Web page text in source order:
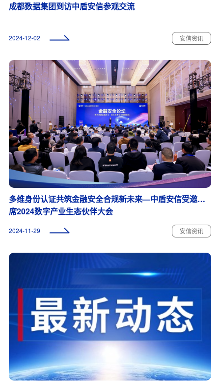
成都数据集团到访中盾安信参观交流
2024-12-02 安信资讯
多维身份认证共筑金融安全合规新未来—中盾安信受邀出
席2024数字产业生态伙伴大会
2024-11-29 安信资讯